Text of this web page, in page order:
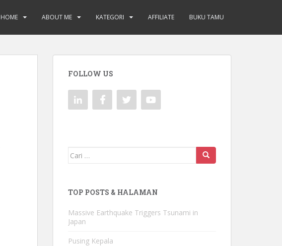
HOME ABOUT ME KATEGORI AFFILIATE BUKU TAMU
FOLLOW US
Mencari:
TOP POSTS & HALAMAN
Massive Earthquake Triggers Tsunami in
Japan
Pusing Kepala